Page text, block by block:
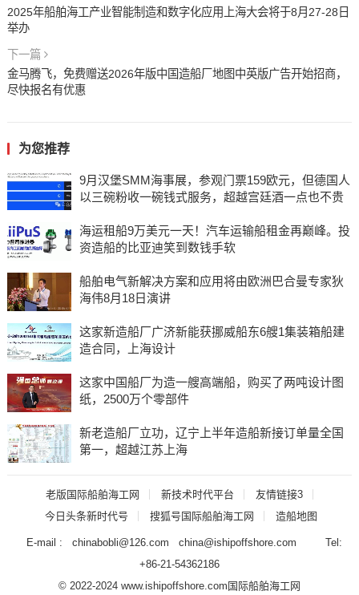
2025年船舶海工产业智能制造和数字化应用上海大会将于8月27-28日
举办
下一篇
金马腾飞，免费赠送2026年版中国造船厂地图中英版广告开始招商，
尽快报名有优惠
为您推荐
9月汉堡SMM海事展，参观门票159欧元，但德国人
以三碗粉收一碗钱式服务，超越宫廷酒一点也不贵
海运租船9万美元一天！汽车运输船租金再巅峰。投
资造船的比亚迪笑到数钱手软
船舶电气新解决方案和应用将由欧洲巴合曼专家狄
海伟8月18日演讲
这家新造船厂广济新能获挪威船东6艘1集装箱船建
造合同，上海设计
这家中国船厂为造一艘高端船，购买了两吨设计图
纸，2500万个零部件
新老造船厂立功，辽宁上半年造船新接订单量全国
第一，超越江苏上海
老版国际船舶海工网 新技术时代平台
友情链接3
今日头条新时代号
搜狐号国际船舶海工网 造船地图
E-mail : chinabobli@126.com china@ishipoffshore.com Tel:
+86-21-54362186
© 2022-2024 www.ishipoffshore.com 国际船舶海工网